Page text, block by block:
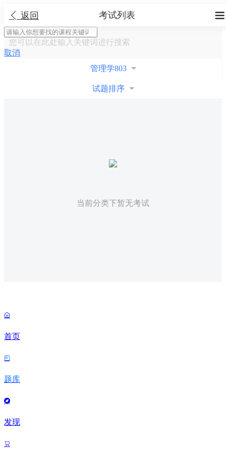
 返回 
考试列表
您可以在此处输入关键词进行搜索
取消
管理学803
试题排序
当前分类下暂无考试

首页

题库

发现
